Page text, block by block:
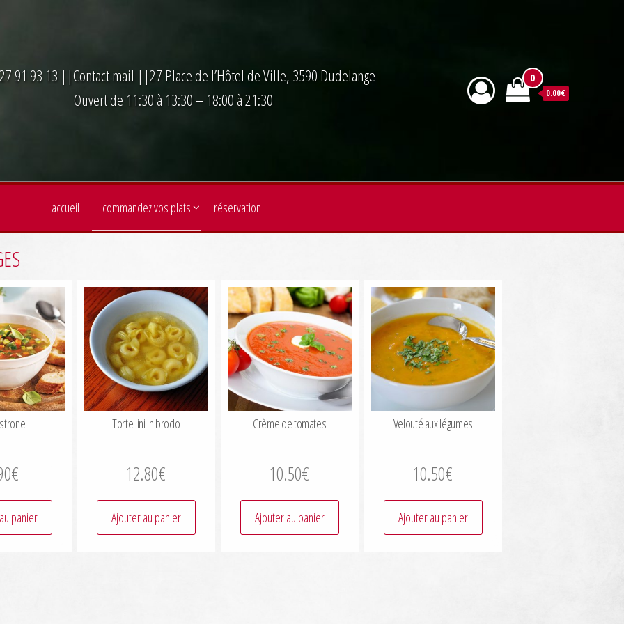
91 93 13 ||Contact mail ||27 Place de l’Hôtel de Ville, 3590 Dudelange
Ouvert de 11:30 à 13:30 – 18:00 à 21:30
0
0.00€
accueil commandez vos plats réservation
€
panier
Tortellini in brodo
12.80€
Ajouter au panier
Crème de tomates
10.50€
Ajouter au panier
Velouté aux légumes
10.50€
Ajouter au panier